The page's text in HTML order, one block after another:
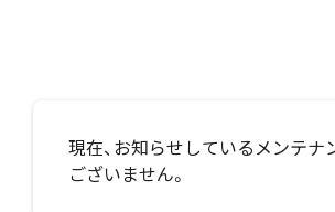
現在、お知らせしているメンテナ
ございません。